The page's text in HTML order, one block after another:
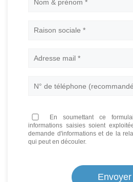
Nom
En soumettant ce
informations saisies soient
demande d'informations et de la
qui peut en découler.